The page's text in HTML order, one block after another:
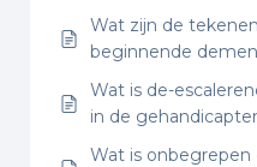
Wat zijn de
beginnende
Wat is de-
in de
Wat is onbegrepen